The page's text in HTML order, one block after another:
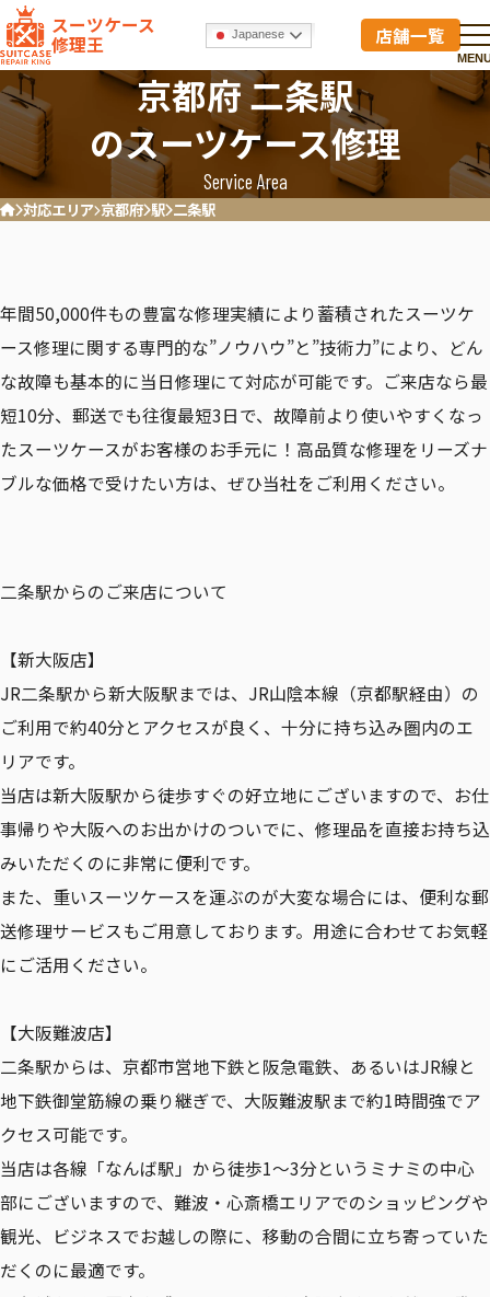
スーツケース
修理王 Japanese 店舗一覧
京都府 二条駅
のスーツケース修理
Service Area
ホーム対応エリア 京都府 駅 二条駅
年間50,000件もの豊富な修理実績により蓄積されたスーツケ
ース修理に関する専門的な”ノウハウ”と”技術力”により、どん
な故障も基本的に当日修理にて対応が可能です。ご来店なら最
短10分、郵送でも往復最短3日で、故障前より使いやすくなっ
たスーツケースがお客様のお手元に！高品質な修理をリーズナ
ブルな価格で受けたい方は、ぜひ当社をご利用ください。
二条駅からのご来店について
【新大阪店】
JR二条駅から新大阪駅までは、JR山陰本線（京都駅経由）の
ご利用で約40分とアクセスが良く、十分に持ち込み圏内のエ
リアです。
当店は新大阪駅から徒歩すぐの好立地にございますので、お仕
事帰りや大阪へのお出かけのついでに、修理品を直接お持ち込
みいただくのに非常に便利です。
また、重いスーツケースを運ぶのが大変な場合には、便利な郵
送修理サービスもご用意しております。用途に合わせてお気軽
にご活用ください。
【大阪難波店】
二条駅からは、京都市営地下鉄と阪急電鉄、あるいはJR線と
地下鉄御堂筋線の乗り継ぎで、大阪難波駅まで約1時間強でア
クセス可能です。
当店は各線「なんば駅」から徒歩1〜3分というミナミの中心
部にございますので、難波・心斎橋エリアでのショッピングや
観光、ビジネスでお越しの際に、移動の合間に立ち寄っていた
だくのに最適です。